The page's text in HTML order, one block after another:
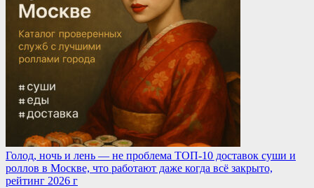
Голод, ночь и лень — не проблема ТОП-10 доставок суши и
роллов в Москве, что работают даже когда всё закрыто,
рейтинг 2026 г